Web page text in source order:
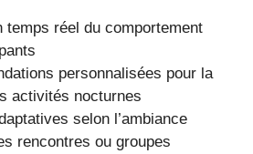
temps réel du comportement
personnalisées pour la
activités nocturnes
selon l’ambiance
rencontres ou groupes